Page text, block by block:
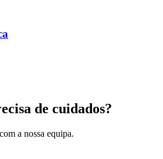
de cuidados?
a nossa equipa.